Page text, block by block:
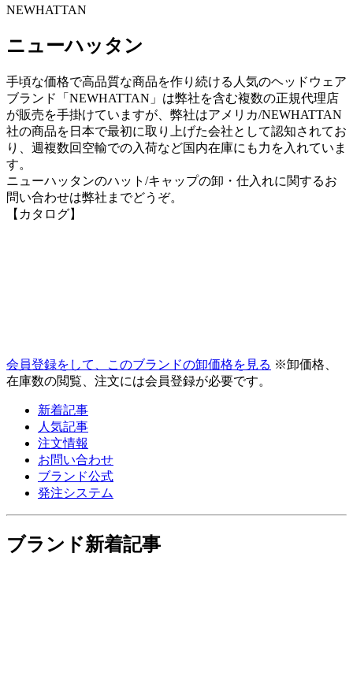
NEWHATTAN
ニューハッタン
手頃な価格で高品質な商品を作り続ける人気のヘッドウェア
ブランド「NEWHATTAN」は弊社を含む複数の正規代理店
が販売を手掛けていますが、弊社はアメリカ/NEWHATTAN
社の商品を日本で最初に取り上げた会社として認知されてお
り、週複数回空輸での入荷など国内在庫にも力を入れていま
す。
ニューハッタンのハット/キャップの卸・仕入れに関するお
問い合わせは弊社までどうぞ。
【カタログ】
会員登録をして、このブランドの卸価格を見る ※卸価格、
在庫数の閲覧、注文には会員登録が必要です。
新着記事
人気記事
注文情報
お問い合わせ
ブランド公式
発注システム
ブランド新着記事